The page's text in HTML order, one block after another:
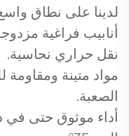
لدينا على نطاق
أنابيب فراغية
نقل حراري نحاسية.
مواد متينة ومقاومة
الصعبة.
أداء موثوق حتى